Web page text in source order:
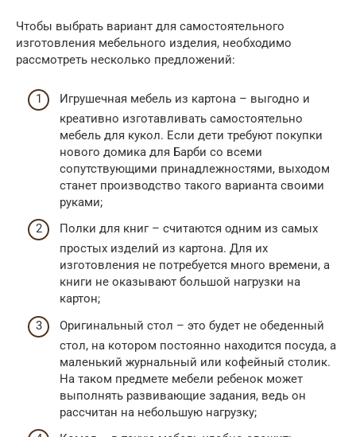
Чтобы выбрать вариант для самостоятельного
изготовления мебельного изделия, необходимо
рассмотреть несколько предложений:
Игрушечная мебель из картона – выгодно и
креативно изготавливать самостоятельно
мебель для кукол. Если дети требуют покупки
нового домика для Барби со всеми
сопутствующими принадлежностями, выходом
станет производство такого варианта своими
руками;
Полки для книг – считаются одним из самых
простых изделий из картона. Для их
изготовления не потребуется много времени, а
книги не оказывают большой нагрузки на
картон;
Оригинальный стол – это будет не обеденный
стол, на котором постоянно находится посуда, а
маленький журнальный или кофейный столик.
На таком предмете мебели ребенок может
выполнять развивающие задания, ведь он
рассчитан на небольшую нагрузку;